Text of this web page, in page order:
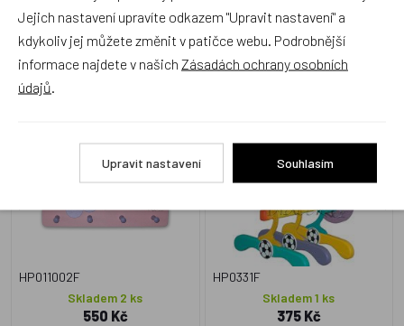
Alternativní zboží
Věšák Kytička fialová
HP011002F
Skladem 2 ks
550 Kč
HP0331F
Skladem 1 ks
375 Kč
Jejich nastavení upravíte odkazem "Upravit nastavení" a
kdykoliv jej můžete změnit v patičce webu. Podrobnější
informace najdete v našich Zásadách ochrany osobních
údajů
Upravit nastavení Souhlasím